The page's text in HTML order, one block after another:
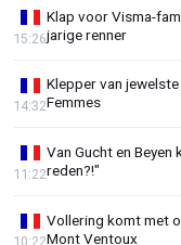
Klap voor Visma-
jarige renner
15:26
Klepper van
Femmes
14:32
Van Gucht en
reden?!"
11:22
Vollering komt met
Mont Ventoux
10:22